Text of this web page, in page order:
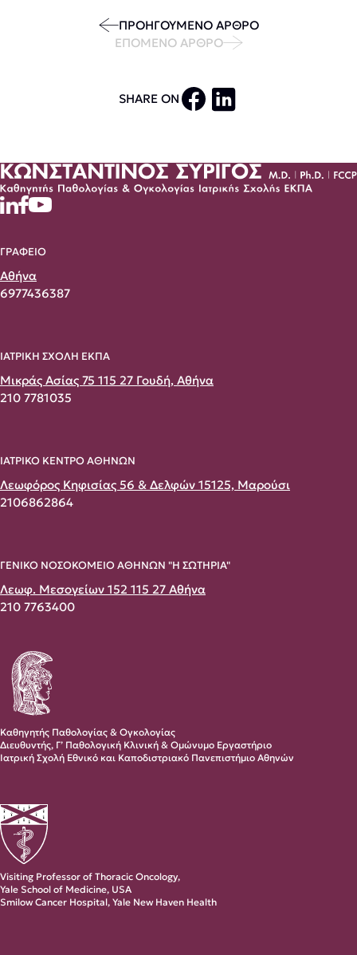
ΠΡΟΗΓΟΥΜΕΝΟ ΑΡΘΡΟ
SHARE ON
ΕΠΟΜΕΝΟ ΑΡΘΡΟ
ΓΡΑΦΕΙΟ
Αθήνα
6977436387
ΙΑΤΡΙΚΗ ΣΧΟΛΗ ΕΚΠΑ
Μικράς Ασίας 75 115 27 Γουδή, Αθήνα
210 7781035
ΙΑΤΡΙΚΟ ΚΕΝΤΡΟ ΑΘΗΝΩΝ
Λεωφόρος Κηφισίας 56 & Δελφών 15125, Μαρούσι
2106862864
ΓΕΝΙΚΟ ΝΟΣΟΚΟΜΕΙΟ ΑΘΗΝΩΝ "Η ΣΩΤΗΡΙΑ"
Λεωφ. Μεσογείων 152 115 27 Αθήνα
210 7763400
Καθηγητής Παθολογίας & Ογκολογίας
Διευθυντής, Γ’ Παθολογική Κλινική & Ομώνυμο Εργαστήριο
Ιατρική Σχολή Εθνικό και Καποδιστριακό Πανεπιστήμιο Αθηνών
Visiting Professor of Thoracic Oncology,
Yale School of Medicine, USA
Smilow Cancer Hospital, Yale New Haven Health